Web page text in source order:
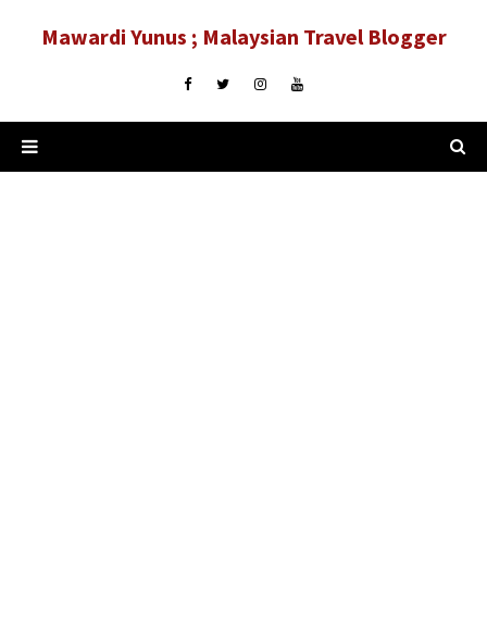
Mawardi Yunus ; Malaysian Travel Blogger